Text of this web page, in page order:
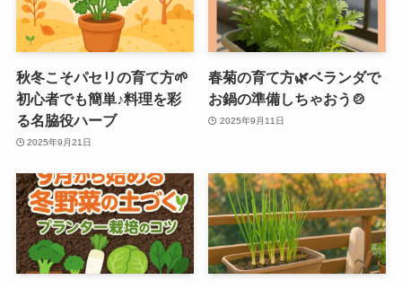
秋冬こそパセリの育て方🌱
初心者でも簡単♪料理を彩
る名脇役ハーブ
2025年9月21日
春菊の育て方🌿ベランダで
お鍋の準備しちゃおう🍲
2025年9月11日